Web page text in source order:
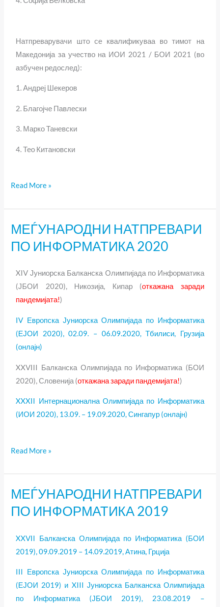
Натпреварувачи што се квалификуваа во тимот на
Македонија за учество на ИОИ 2021 / БОИ 2021 (во
азбучен редослед):
1. Андреј Шекеров
2. Благојче Павлески
3. Марко Таневски
4. Тео Китановски
Read More »
МЕЃУНАРОДНИ НАТПРЕВАРИ
ПО ИНФОРМАТИКА 2020
XIV Јуниорска Балканска Олимпијада по Информатика
(ЈБОИ 2020), Никозија, Кипар (откажана заради
пандемијата!)
IV Европска Јуниорска Олимпијада по Информатика
(ЕЈОИ 2020), 02.09. – 06.09.2020, Тбилиси, Грузија
(онлајн)
XXVIII Балканска Олимпијада по Информатика (БОИ
2020), Словенија (откажана заради пандемијата!)
XXXII Интернационална Олимпијада по Информатика
(ИОИ 2020), 13.09. – 19.09.2020, Сингапур (онлајн)
МЕЃУНАРОДНИ
ПО
Read More »
МЕЃУНАРОДНИ НАТПРЕВАРИ
ПО ИНФОРМАТИКА 2019
XXVII Балканска Олимпијада по Информатика (БОИ
2019), 09.09.2019 – 14.09.2019, Атина, Грција
III Европска Јуниорска Олимпијада по Информатика
(ЕЈОИ 2019) и XIII Јуниорска Балканска Олимпијада
по Информатика (ЈБОИ 2019), 23.08.2019 –
МЕЃУНАРОДНИ
ПО